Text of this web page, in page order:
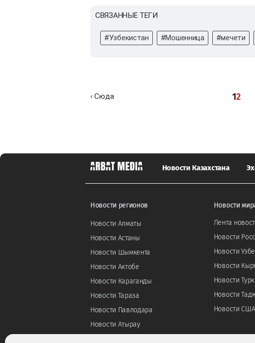
СВЯЗАННЫЕ ТЕГИ
#Узбекистан #Мошенница #мечети
‹ Сюда 12
Новости Казахстана
Новости регионов
Новости Алматы
Новости Астаны
Новости Шымкента
Новости Актобе
Новости Караганды
Новости Тараза
Новости Павлодара
Новости Атырау
Новости
Лента
Новости
Новости
Новости
Новости
Новости
Новости США